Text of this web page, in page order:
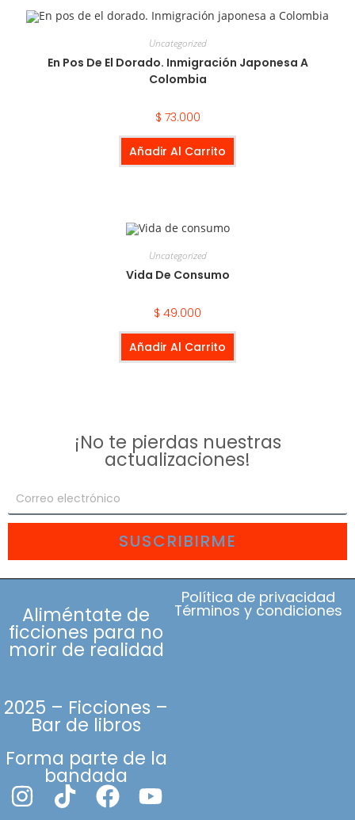
Uncategorized
En Pos De El Dorado. Inmigración Japonesa A
Colombia
$ 73.000
Añadir Al Carrito
Uncategorized
Vida De Consumo
$ 49.000
Añadir Al Carrito
¡No te pierdas nuestras
actualizaciones!
SUSCRIBIRME
Aliméntate de
ficciones para no
morir de realidad
2025 – Ficciones –
Bar de libros
Forma parte de la
bandada
Política de privacidad
Términos y condiciones